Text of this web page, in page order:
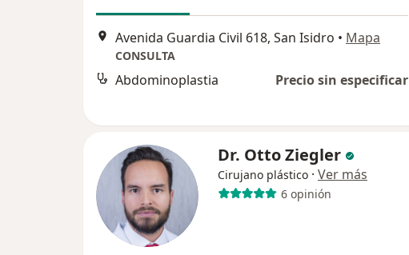
Avenida Guardia Civil 618, San Isidro • Mapa
CONSULTA
Abdominoplastia Precio sin especificar
Dr. Otto Ziegler
Cirujano plástico · Ver más
6 opinión